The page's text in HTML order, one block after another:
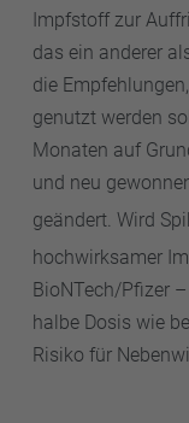
Impfstoff zur
das ein anderer
die
genutzt werden
Monaten auf
und neu
geändert. Wird
hochwirksamer
BioNTech/Pfizer
halbe Dosis wie
Risiko für